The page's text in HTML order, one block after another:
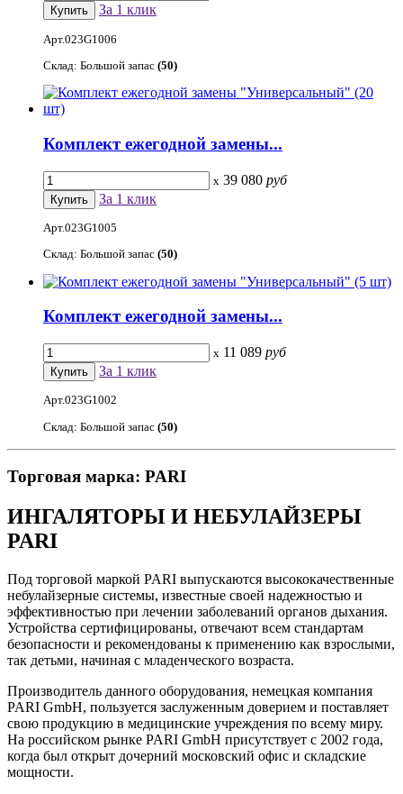
За 1 клик
Арт.023G1006
Склад: Большой запас (50)
Комплект ежегодной замены...
x 39 080 руб
За 1 клик
Арт.023G1005
Склад: Большой запас (50)
Комплект ежегодной замены...
x 11 089 руб
За 1 клик
Арт.023G1002
Склад: Большой запас (50)
Торговая марка: PARI
ИНГАЛЯТОРЫ И НЕБУЛАЙЗЕРЫ
PARI
Под торговой маркой PARI выпускаются высококачественные
небулайзерные системы, известные своей надежностью и
эффективностью при лечении заболеваний органов дыхания.
Устройства сертифицированы, отвечают всем стандартам
безопасности и рекомендованы к применению как взрослыми,
так детьми, начиная с младенческого возраста.
Производитель данного оборудования, немецкая компания
PARI GmbH, пользуется заслуженным доверием и поставляет
свою продукцию в медицинские учреждения по всему миру.
На российском рынке PARI GmbH присутствует с 2002 года,
когда был открыт дочерний московский офис и складские
мощности.